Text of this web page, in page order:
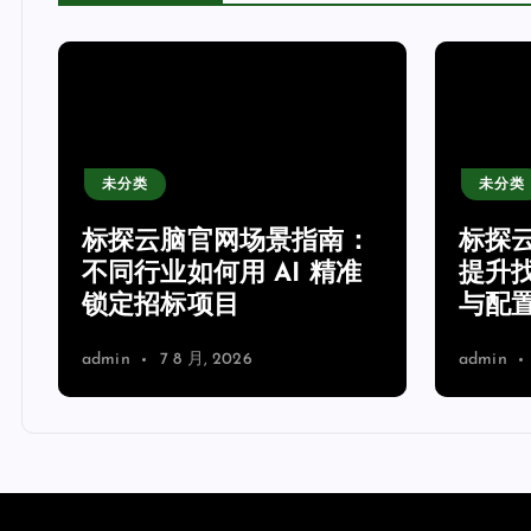
未分类
标探云脑官网场景指南：
不同行业如何用 AI 精准
锁定招标项目
admin 7 8 月, 2026
未分类
标探
提升
与配
admin